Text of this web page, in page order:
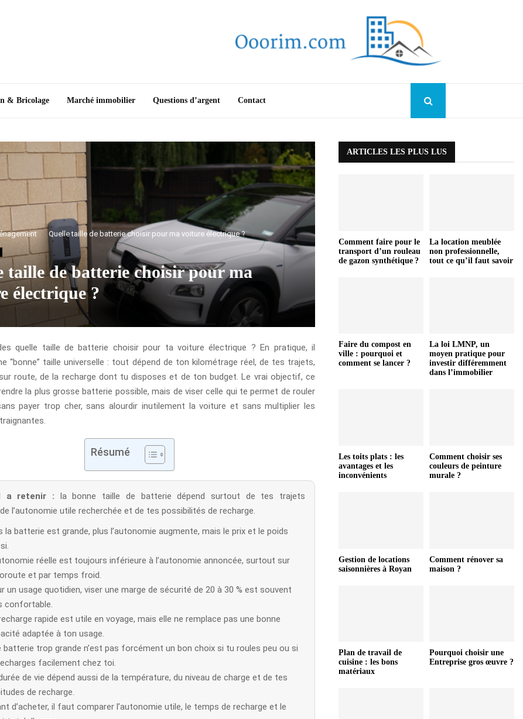
& Bricolage Marché immobilier Questions d’argent Contact
Quelle taille de batterie choisir pour ma voiture électrique ?
taille de batterie choisir pour ma
électrique ?
quelle taille de batterie choisir pour ta voiture électrique ? En pratique, il
“bonne” taille universelle : tout dépend de ton kilométrage réel, de tes trajets,
route, de la recharge dont tu disposes et de ton budget. Le vrai objectif, ce
la plus grosse batterie possible, mais de viser celle qui te permet de rouler
payer trop cher, sans alourdir inutilement la voiture et sans multiplier les
Résumé
a retenir : la bonne taille de batterie dépend surtout de tes trajets
l’autonomie utile recherchée et de tes possibilités de recharge.
la batterie est grande, plus l’autonomie augmente, mais le prix et le poids
réelle est toujours inférieure à l’autonomie annoncée, surtout sur
et par temps froid.
un usage quotidien, viser une marge de sécurité de 20 à 30 % est souvent
confortable.
rapide est utile en voyage, mais elle ne remplace pas une bonne
adaptée à ton usage.
batterie trop grande n’est pas forcément un bon choix si tu roules peu ou si
facilement chez toi.
de vie dépend aussi de la température, du niveau de charge et de tes
de recharge.
d’acheter, il faut comparer l’autonomie utile, le temps de recharge et le
ARTICLES LES PLUS LUS
Comment faire pour le
transport d’un rouleau
de gazon synthétique ?
La location meublée
non professionnelle,
tout ce qu’il faut savoir
Faire du compost en
ville : pourquoi et
comment se lancer ?
La loi LMNP, un
moyen pratique pour
investir différemment
dans l’immobilier
Les toits plats : les
avantages et les
inconvénients
Comment choisir ses
couleurs de peinture
murale ?
Gestion de locations
saisonnières à Royan
Comment rénover sa
maison ?
Plan de travail de
cuisine : les bons
matériaux
Pourquoi choisir une
Entreprise gros œuvre ?